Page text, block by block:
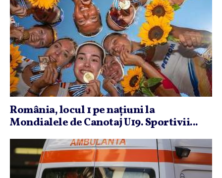
România, locul 1 pe naţiuni la
Mondialele de Canotaj U19. Sportivii...